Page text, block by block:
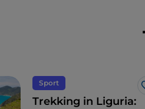
Sport
Trekking in Liguria: